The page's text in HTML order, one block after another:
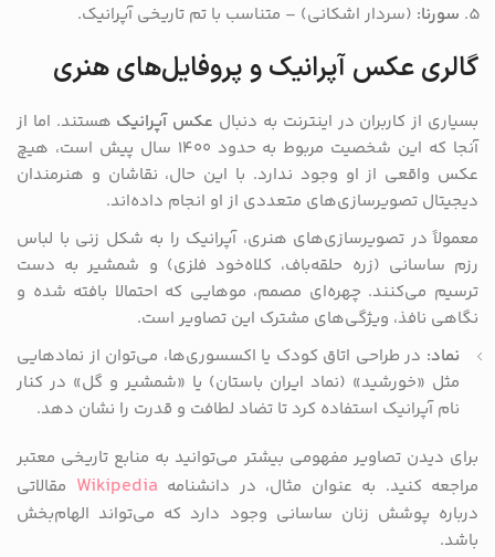
سورنا: (سردار اشکانی) – متناسب با تم تاریخی آپرانیک.
گالری عکس آپرانیک و پروفایل‌های هنری
بسیاری از کاربران در اینترنت به دنبال عکس آپرانیک هستند. اما از
آنجا که این شخصیت مربوط به حدود ۱۴۰۰ سال پیش است، هیچ
عکس واقعی از او وجود ندارد. با این حال، نقاشان و هنرمندان
دیجیتال تصویرسازی‌های متعددی از او انجام داده‌اند.
معمولاً در تصویرسازی‌های هنری، آپرانیک را به شکل زنی با لباس
رزم ساسانی (زره حلقه‌باف، کلاه‌خود فلزی) و شمشیر به دست
ترسیم می‌کنند. چهره‌ای مصمم، موهایی که احتمالا بافته شده و
نگاهی نافذ، ویژگی‌های مشترک این تصاویر است.
نماد: در طراحی اتاق کودک یا اکسسوری‌ها، می‌توان از نمادهایی
مثل «خورشید» (نماد ایران باستان) یا «شمشیر و گل» در کنار
نام آپرانیک استفاده کرد تا تضاد لطافت و قدرت را نشان دهد.
برای دیدن تصاویر مفهومی بیشتر می‌توانید به منابع تاریخی معتبر
مراجعه کنید. به عنوان مثال، در دانشنامه Wikipedia مقالاتی
درباره پوشش زنان ساسانی وجود دارد که می‌تواند الهام‌بخش
باشد.